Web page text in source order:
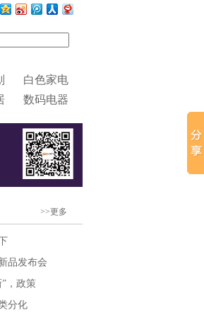
白色家电
数码电器
>>更多
品发布会
，政策
分化